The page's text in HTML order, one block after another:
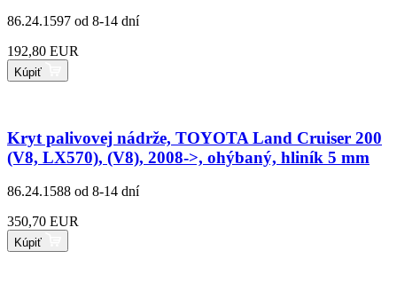
86.24.1597 od 8-14 dní
192,80 EUR
Kúpiť
Kryt palivovej nádrže, TOYOTA Land Cruiser 200
(V8, LX570), (V8), 2008->, ohýbaný, hliník 5 mm
86.24.1588 od 8-14 dní
350,70 EUR
Kúpiť